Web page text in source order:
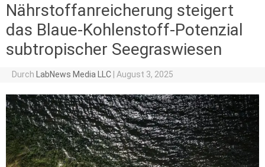
Nährstoffanreicherung steigert
das Blaue-Kohlenstoff-Potenzial
subtropischer Seegraswiesen
Durch LabNews Media LLC August 3, 2025